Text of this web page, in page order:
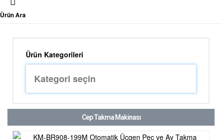
Ürün Ara
Ürün Kategorileri
Cep Takma Makinası